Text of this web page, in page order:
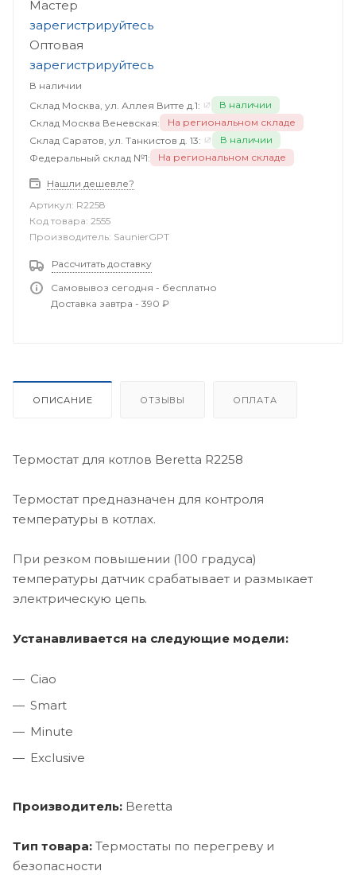
Мастер
зарегистрируйтесь
Оптовая
зарегистрируйтесь
В наличии
Склад Москва, ул. Аллея Витте д.1:
В наличии
Склад Москва Веневская:
На региональном складе
Склад Саратов, ул. Танкистов д. 13:
В наличии
Федеральный склад №1:
На региональном складе
Нашли дешевле?
Артикул: R2258
Код товара: 2555
Производитель: SaunierGPT
Рассчитать доставку
Самовывоз сегодня - бесплатно
Доставка завтра - 390 ₽
ОПИСАНИЕ ОТЗЫВЫ ОПЛАТА
Термостат для котлов Beretta R2258
Термостат предназначен для контроля
температуры в котлах.
При резком повышении (100 градуса)
температуры датчик срабатывает и размыкает
электрическую цепь.
Устанавливается на следующие модели:
Ciao
Smart
Minute
Exclusive
Производитель: Beretta
Тип товара: Термостаты по перегреву и
безопасности